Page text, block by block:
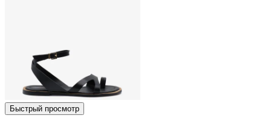
Быстрый просмотр